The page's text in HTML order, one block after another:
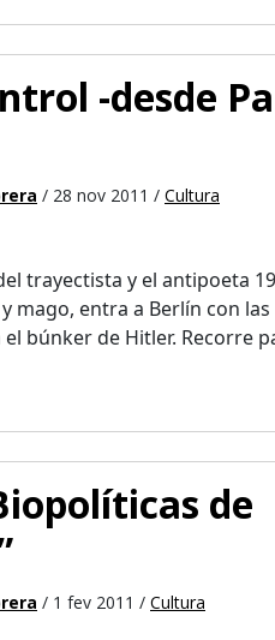
-desde
/ 28 nov 2011 / Cultura
trayectista y el antipoeta
mago, entra a Berlín con
búnker de Hitler. Recorre
de
/ 1 fev 2011 / Cultura